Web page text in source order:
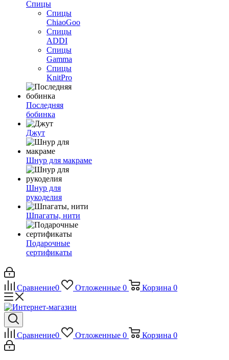
Спицы
Спицы
ChiaoGoo
Спицы
ADDI
Спицы
Gamma
Спицы
KnitPro
Последняя
бобинка
Джут
Шнур для макраме
Шнур для
рукоделия
Шпагаты, нити
Подарочные
сертификаты
Сравнение0 Отложенные 0 Корзина 0
Сравнение0 Отложенные 0 Корзина 0